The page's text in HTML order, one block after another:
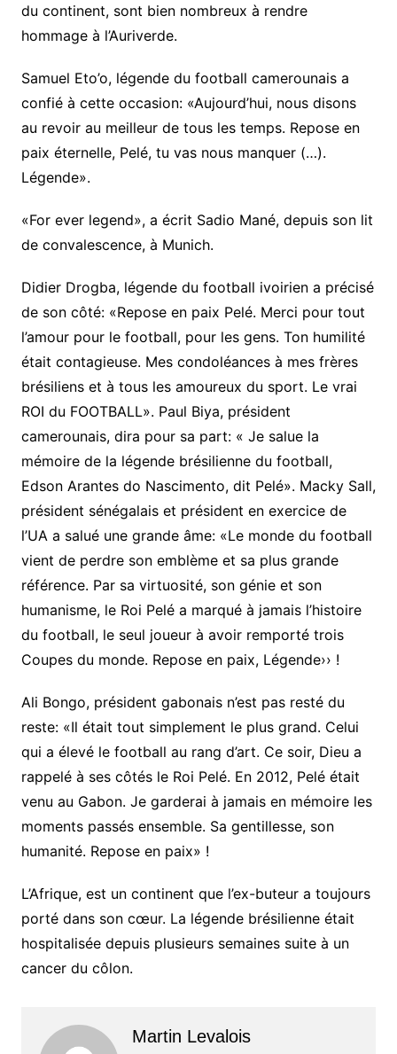
du continent, sont bien nombreux à rendre
hommage à l’Auriverde.
Samuel Eto’o, légende du football camerounais a
confié à cette occasion: «Aujourd’hui, nous disons
au revoir au meilleur de tous les temps. Repose en
paix éternelle, Pelé, tu vas nous manquer (…).
Légende».
«For ever legend», a écrit Sadio Mané, depuis son lit
de convalescence, à Munich.
Didier Drogba, légende du football ivoirien a précisé
de son côté: «Repose en paix Pelé. Merci pour tout
l’amour pour le football, pour les gens. Ton humilité
était contagieuse. Mes condoléances à mes frères
brésiliens et à tous les amoureux du sport. Le vrai
ROI du FOOTBALL». Paul Biya, président
camerounais, dira pour sa part: « Je salue la
mémoire de la légende brésilienne du football,
Edson Arantes do Nascimento, dit Pelé». Macky Sall,
président sénégalais et président en exercice de
l’UA a salué une grande âme: «Le monde du football
vient de perdre son emblème et sa plus grande
référence. Par sa virtuosité, son génie et son
humanisme, le Roi Pelé a marqué à jamais l’histoire
du football, le seul joueur à avoir remporté trois
Coupes du monde. Repose en paix, Légende›› !
Ali Bongo, président gabonais n’est pas resté du
reste: «Il était tout simplement le plus grand. Celui
qui a élevé le football au rang d’art. Ce soir, Dieu a
rappelé à ses côtés le Roi Pelé. En 2012, Pelé était
venu au Gabon. Je garderai à jamais en mémoire les
moments passés ensemble. Sa gentillesse, son
humanité. Repose en paix» !
L’Afrique, est un continent que l’ex-buteur a toujours
porté dans son cœur. La légende brésilienne était
hospitalisée depuis plusieurs semaines suite à un
cancer du côlon.
Martin Levalois